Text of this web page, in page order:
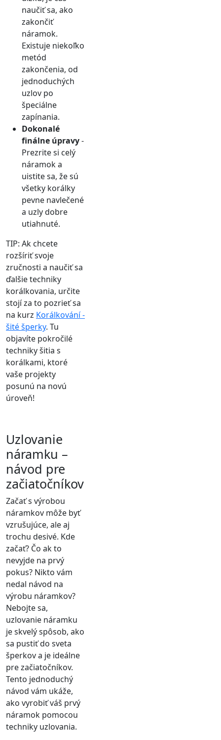
naučiť sa, ako
zakončiť
náramok.
Existuje niekoľko
metód
zakončenia, od
jednoduchých
uzlov po
špeciálne
zapínania.
Dokonalé
finálne úpravy-
Prezrite si celý
náramok a
uistite sa, že sú
všetky korálky
pevne navlečené
a uzly dobre
utiahnuté.
TIP: Ak chcete
rozšíriť svoje
zručnosti a naučiť sa
ďalšie techniky
korálkovania, určite
stojí za to pozrieť sa
na kurz Korálkování -
šité šperky. Tu
objavíte pokročilé
techniky šitia s
korálkami, ktoré
vaše projekty
posunú na novú
úroveň!
Uzlovanie
náramku –
návod pre
začiatočníkov
Začať s výrobou
náramkov môže byť
vzrušujúce, ale aj
trochu desivé. Kde
začať? Čo ak to
nevyjde na prvý
pokus? Nikto vám
nedal návod na
výrobu náramkov?
Nebojte sa,
uzlovanie náramku
je skvelý spôsob, ako
sa pustiť do sveta
šperkov a je ideálne
pre začiatočníkov.
Tento jednoduchý
návod vám ukáže,
ako vyrobiť váš prvý
náramok pomocou
techniky uzlovania.